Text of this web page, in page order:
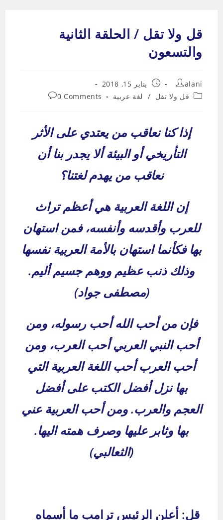
contentقل ولا تقل / الحلقة الثانية
والتسعون
Post
author:
alani
Post
published:
يناير 15, 2018
Postقل ولا تقل / لغة عربية
Post
0 Comments
إذا كنا نعاقب من يعتدي على الأثر
التأريخي أو البيئة ألا يجدر بنا أن
نعاقب من يهدم لغتنا؟
إن اللغة العربية هي أعظم تراث
للعرب وأقدسه وأنفسه، فمن استهان
بها فكأنما استهان بالأمة العربية نفسها
وذلك ذنب عظيم ووهم جسيم أليم.
(مصطفى جواد)
فإن من أحب الله أحب رسوله، ومن
أحب النبي العربي أحب العرب، ومن
أحب العرب أحب اللغة العربية التي
بها نزل أفضل الكتب على أفضل
العجم والعرب. ومن أحب العربية عني
بها وثابر عليها وصرف همته اليها.
(الثعالبي)
قل: أعلن الرئيس ترامب ما أسماه